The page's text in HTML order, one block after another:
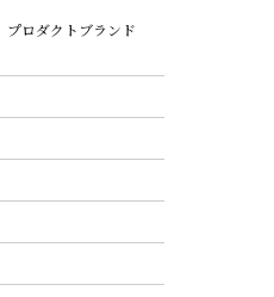
プロダクトブランド